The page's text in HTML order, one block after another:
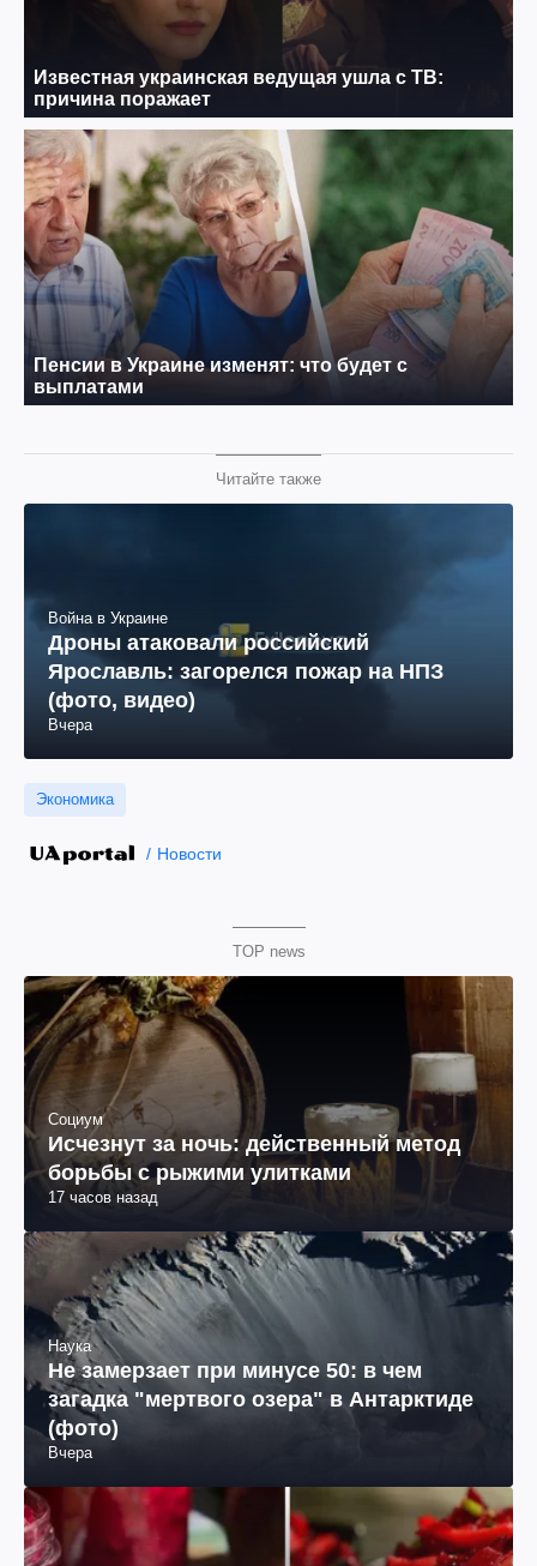
Читайте также
Война в Украине
Дроны атаковали российский
Ярославль: загорелся пожар на НПЗ
(фото, видео)
Вчера
Экономика
Новости
TOP news
Социум
Исчезнут за ночь: действенный метод
борьбы с рыжими улитками
17 часов назад
Наука
Не замерзает при минусе 50: в чем
загадка "мертвого озера" в Антарктиде
(фото)
Вчера